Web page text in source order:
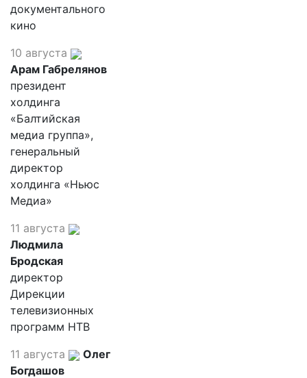
документального
кино
10 августа
Арам Габрелянов
президент
холдинга
«Балтийская
медиа группа»,
генеральный
директор
холдинга «Ньюс
Медиа»
11 августа
Людмила
Бродская
директор
Дирекции
телевизионных
программ НТВ
11 августа
Олег
Богдашов